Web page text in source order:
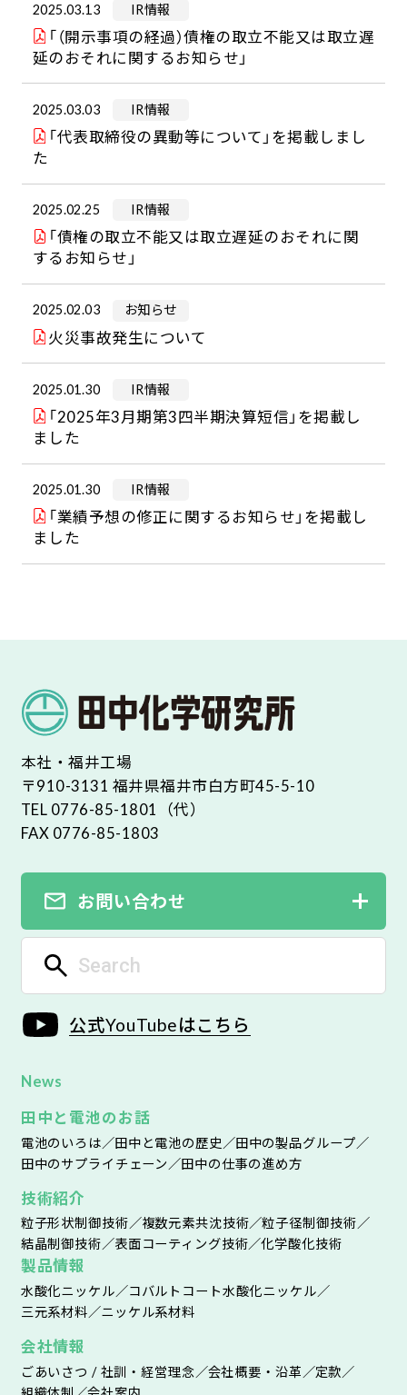
2025.03.13 IR情報
「（開示事項の経過）債権の取立不能又は取立遅
延のおそれに関するお知らせ」
2025.03.03 IR情報
「代表取締役の異動等について」を掲載しまし
た
2025.02.25 IR情報
「債権の取立不能又は取立遅延のおそれに関
するお知らせ」
2025.02.03 お知らせ
火災事故発生について
2025.01.30 IR情報
「2025年3月期第3四半期決算短信」を掲載し
ました
2025.01.30 IR情報
「業績予想の修正に関するお知らせ」を掲載し
ました
本社・福井工場
〒910-3131 福井県福井市白方町45-5-10
TEL 0776-85-1801（代）
FAX 0776-85-1803
お問い合わせ
公式YouTubeはこちら
News
田中と電池のお話
電池のいろは 田中と電池の歴史
田中の製品グループ
田中のサプライチェーン
田中の仕事の進め方
技術紹介
粒子形状制御技術 複数元素共沈技術
粒子径制御技術
結晶制御技術
表面コーティング技術 化学酸化技術
製品情報
水酸化ニッケル
コバルトコート水酸化ニッケル
三元系材料
ニッケル系材料
会社情報
ごあいさつ / 社訓・経営理念 会社概要・沿革
定款